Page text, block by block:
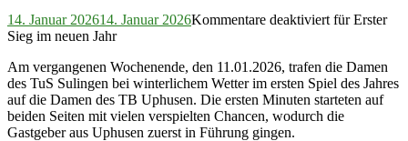
14. Januar 202614. Januar 2026Kommentare deaktiviert für Erster
Sieg im neuen Jahr
Am vergangenen Wochenende, den 11.01.2026, trafen die Damen
des TuS Sulingen bei winterlichem Wetter im ersten Spiel des Jahres
auf die Damen des TB Uphusen. Die ersten Minuten starteten auf
beiden Seiten mit vielen verspielten Chancen, wodurch die
Gastgeber aus Uphusen zuerst in Führung gingen.